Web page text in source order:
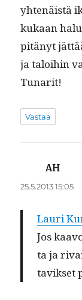
yht­enäistä
kukaan
pitänyt
ja taloi­hin
Tunarit!
Vastaa
AH
25.5.2013 15:05
Lau­ri
Jos
ta ja
tavikset